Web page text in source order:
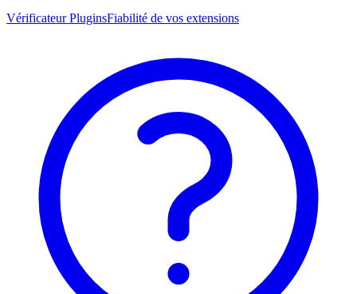
Vérificateur PluginsFiabilité de vos extensions